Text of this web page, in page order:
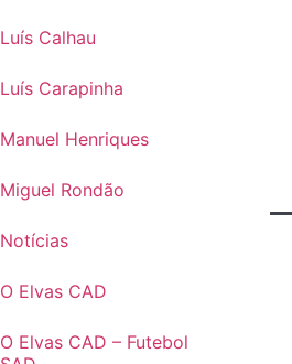
Luís Calhau
Luís Carapinha
Manuel Henriques
Miguel Rondão
Notícias
O Elvas CAD
O Elvas CAD – Futebol